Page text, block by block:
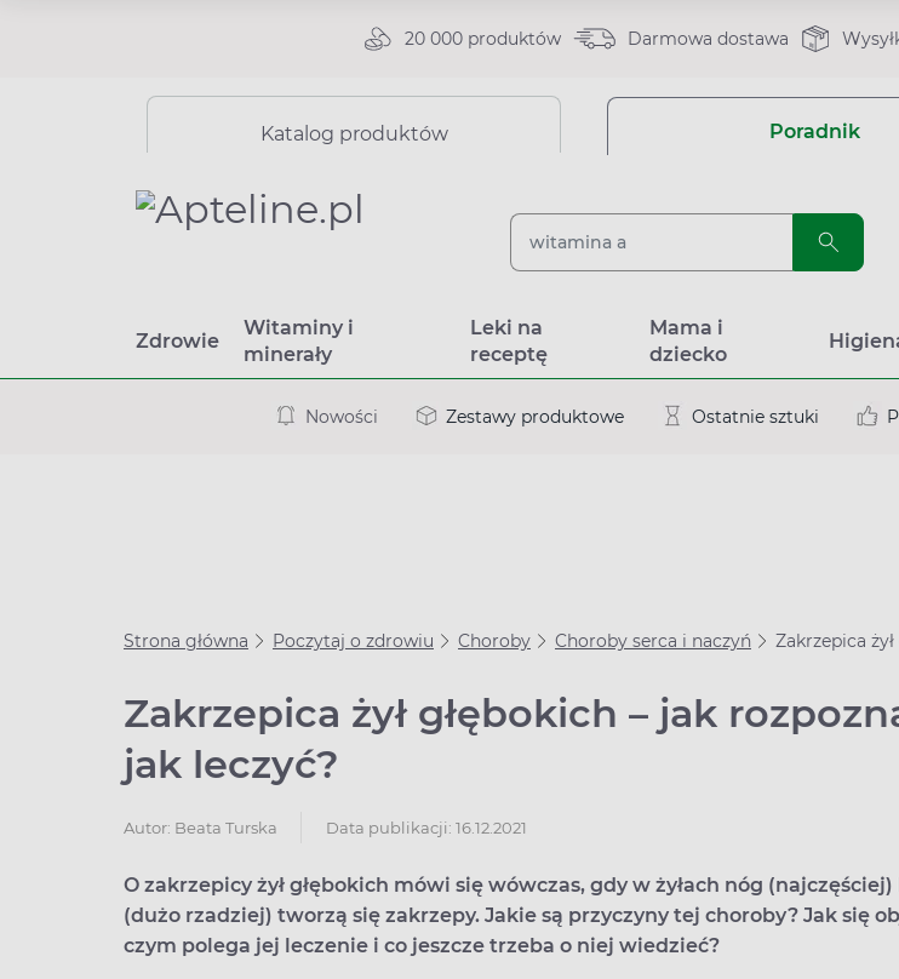
20 000 produktów Darmowa dostawa
Katalog produktów Poradnik
Zdrowie
Witaminy i
minerały
Leki na
receptę
Mama i
dziecko
Nowości Zestawy produktowe Ostatnie sztuki
Strona główna Poczytaj o zdrowiu Choroby Choroby serca i naczyń Zakrzepica
Zakrzepica żył głębokich – jak
jak leczyć?
Autor: Beata Turska Data publikacji: 16.12.2021
O zakrzepicy żył głębokich mówi się wówczas, gdy w żyłach nóg
(dużo rzadziej) tworzą się zakrzepy. Jakie są przyczyny tej choroby? Jak się
czym polega jej leczenie i co jeszcze trzeba o niej wiedzieć?